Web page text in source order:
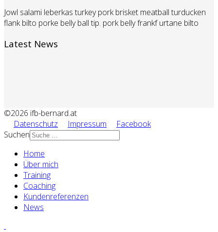
Jowl salami leberkas turkey pork brisket meatball turducken
flank bilto porke belly ball tip. pork belly frankf urtane bilto
Latest News
©2026 ifb-bernard.at
Datenschutz
Impressum
Facebook
Suchen
Home
Über mich
Training
Coaching
Kundenreferenzen
News